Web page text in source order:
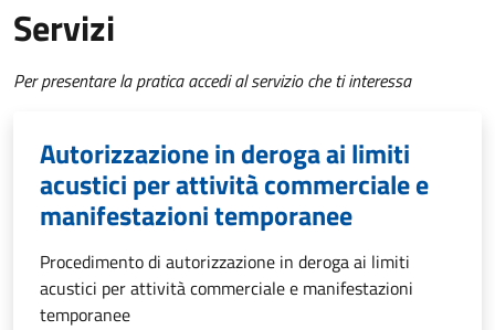
Servizi
Per presentare la pratica accedi al servizio che ti interessa
Autorizzazione in deroga ai limiti
acustici per attività commerciale e
manifestazioni temporanee
Procedimento di autorizzazione in deroga ai limiti
acustici per attività commerciale e manifestazioni
temporanee